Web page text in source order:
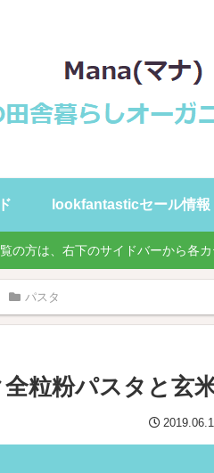
lookfantasticセール情報
の方は、右下のサイドバーから各カ
パスタ
粒粉パスタと玄